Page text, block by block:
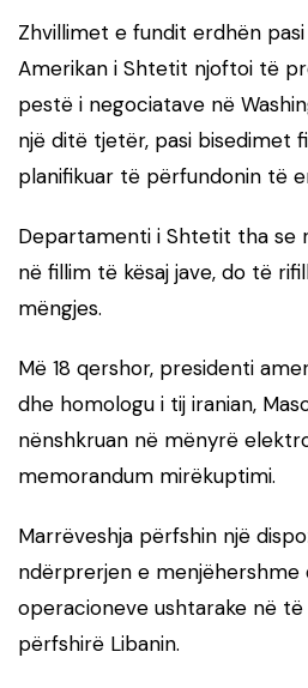
Zhvillimet e fundit erdhën
Amerikan i Shtetit njoftoi të
pestë i negociatave në
një ditë tjetër, pasi bisedimet
planifikuar të përfundonin të
Departamenti i Shtetit tha se
në fillim të kësaj jave, do të
mëngjes.
Më 18 qershor, presidenti
dhe homologu i tij iranian,
nënshkruan në mënyrë
memorandum mirëkuptimi.
Marrëveshja përfshin një
ndërprerjen e
operacioneve ushtarake në
përfshirë Libanin.